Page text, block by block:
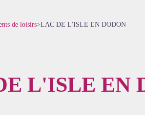
de loisirs>LAC DE L'ISLE EN DODON
L'ISLE EN